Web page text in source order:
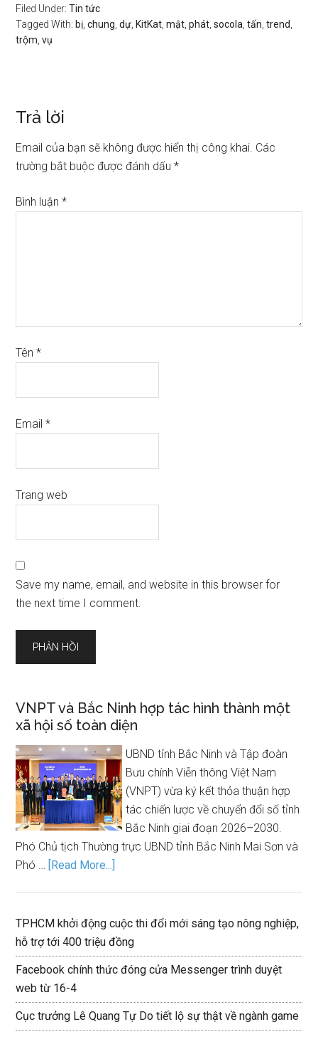
Filed Under:Tin tức
Tagged With: bị ,chung ,dự KitKat ,mật ,phát ,socola ,tấn ,trend
trộm ,vụ
Trả lời
Email của bạn sẽ không được hiển thị công khai. Các
trường bắt buộc được đánh dấu*
Bình luận*
Tên*
Email*
Trang web
Save my name, email, and website in this browser for
the next time I comment.
VNPT và Bắc Ninh hợp tác hình thành một
xã hội số toàn diện
UBND tỉnh Bắc Ninh và Tập đoàn
Bưu chính Viễn thông Việt Nam
(VNPT) vừa ký kết thỏa thuận hợp
tác chiến lược về chuyển đổi số tỉnh
Bắc Ninh giai đoạn 2026–2030.
Phó Chủ tịch Thường trực UBND tỉnh Bắc Ninh Mai Sơn và
Phó … [Read More...]
TPHCM khởi động cuộc thi đổi mới sáng tạo nông nghiệp,
hỗ trợ tới 400 triệu đồng
Facebook chính thức đóng cửa Messenger trình duyệt
web từ 16-4
Cục trưởng Lê Quang Tự Do tiết lộ sự thật về ngành game